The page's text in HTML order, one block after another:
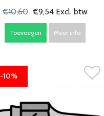
€10,60 €9,54 Excl. btw
Toevoegen Meer info
-10%